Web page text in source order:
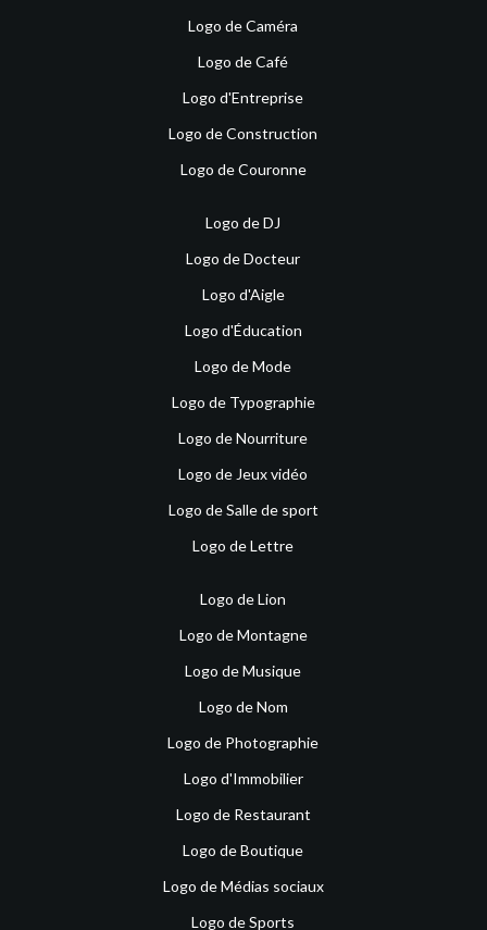
Logo de Caméra
Logo de Café
Logo d'Entreprise
Logo de Construction
Logo de Couronne
Logo de DJ
Logo de Docteur
Logo d'Aigle
Logo d'Éducation
Logo de Mode
Logo de Typographie
Logo de Nourriture
Logo de Jeux vidéo
Logo de Salle de sport
Logo de Lettre
Logo de Lion
Logo de Montagne
Logo de Musique
Logo de Nom
Logo de Photographie
Logo d'Immobilier
Logo de Restaurant
Logo de Boutique
Logo de Médias sociaux
Logo de Sports